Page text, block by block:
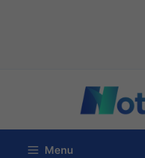
contenuto
Menu